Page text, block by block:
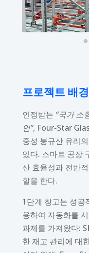
프로젝트 배경
인정받는 “국가 소
언”, Four-Star
중성 붕규산 유리
있다. 스마트 공장
산 효율성과 전반
할을 한다.
1단계 창고는 성공
용하여 자동화를
과제를 가져왔다:
한 재고 관리에 대